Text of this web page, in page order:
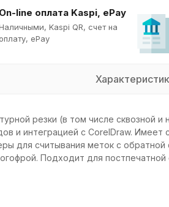
On-line оплата Kaspi, ePay
Kaspi QR, cчет на
оплату, ePay
резки (в том числе сквозной и
и интеграцией с CorelDraw. Имеет
для считывания меток с обратной
Подходит для постпечатной